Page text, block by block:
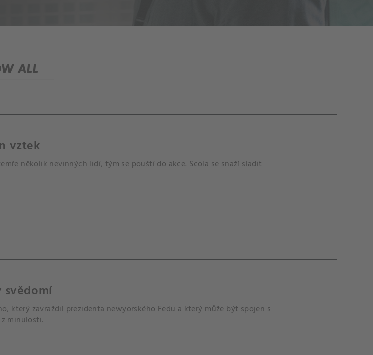
ALL
vztek
několik nevinných lidí, tým se pouští do akce. Scola se snaží sladit
svědomí
který zavraždil prezidenta newyorského Fedu a který může být spojen s
minulosti.